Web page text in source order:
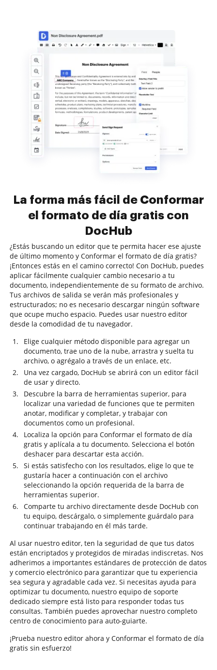
La forma más fácil de Conformar
el formato de día gratis con
DocHub
¿Estás buscando un editor que te permita hacer ese ajuste
de último momento y Conformar el formato de día gratis?
¡Entonces estás en el camino correcto! Con DocHub, puedes
aplicar fácilmente cualquier cambio necesario a tu
documento, independientemente de su formato de archivo.
Tus archivos de salida se verán más profesionales y
estructurados; no es necesario descargar ningún software
que ocupe mucho espacio. Puedes usar nuestro editor
desde la comodidad de tu navegador.
Elige cualquier método disponible para agregar un
documento, trae uno de la nube, arrastra y suelta tu
archivo, o agrégalo a través de un enlace, etc.
Una vez cargado, DocHub se abrirá con un editor fácil
de usar y directo.
Descubre la barra de herramientas superior, para
localizar una variedad de funciones que te permiten
anotar, modificar y completar, y trabajar con
documentos como un profesional.
Localiza la opción para Conformar el formato de día
gratis y aplícala a tu documento. Selecciona el botón
deshacer para descartar esta acción.
Si estás satisfecho con los resultados, elige lo que te
gustaría hacer a continuación con el archivo
seleccionando la opción requerida de la barra de
herramientas superior.
Comparte tu archivo directamente desde DocHub con
tu equipo, descárgalo, o simplemente guárdalo para
continuar trabajando en él más tarde.
Al usar nuestro editor, ten la seguridad de que tus datos
están encriptados y protegidos de miradas indiscretas. Nos
adherimos a importantes estándares de protección de datos
y comercio electrónico para garantizar que tu experiencia
sea segura y agradable cada vez. Si necesitas ayuda para
optimizar tu documento, nuestro equipo de soporte
dedicado siempre está listo para responder todas tus
consultas. También puedes aprovechar nuestro completo
centro de conocimiento para auto-guiarte.
¡Prueba nuestro editor ahora y Conformar el formato de día
gratis sin esfuerzo!